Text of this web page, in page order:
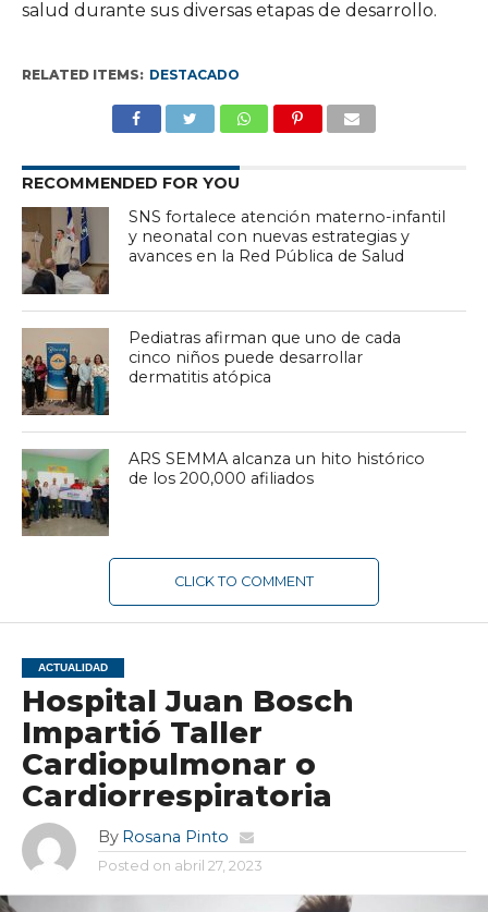
salud durante sus diversas etapas de desarrollo.
RELATED ITEMS: DESTACADO
RECOMMENDED FOR YOU
SNS fortalece atención materno-infantil
y neonatal con nuevas estrategias y
avances en la Red Pública de Salud
Pediatras afirman que uno de cada
cinco niños puede desarrollar
dermatitis atópica
ARS SEMMA alcanza un hito histórico
de los 200,000 afiliados
CLICK TO COMMENT
ACTUALIDAD
Hospital Juan Bosch
Impartió Taller
Cardiopulmonar o
Cardiorrespiratoria
By Rosana Pinto
Posted on abril 27, 2023